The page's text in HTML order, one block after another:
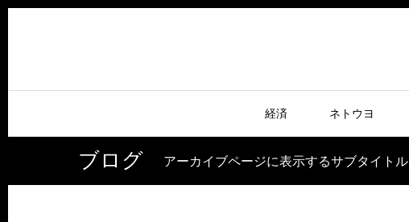
経済 ネトウヨ
ブログ アーカイブページに表示するサブタイトル